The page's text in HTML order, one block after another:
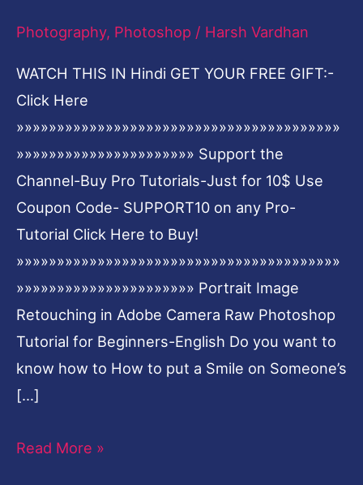
Photography, Photoshop / Harsh Vardhan
WATCH THIS IN Hindi GET YOUR FREE GIFT:-
Click Here
»»»»»»»»»»»»»»»»»»»»»»»»»»»»»»»»»»»»»»»»
»»»»»»»»»»»»»»»»»»»»»» Support the
Channel-Buy Pro Tutorials-Just for 10$ Use
Coupon Code- SUPPORT10 on any Pro-
Tutorial Click Here to Buy!
»»»»»»»»»»»»»»»»»»»»»»»»»»»»»»»»»»»»»»»»
»»»»»»»»»»»»»»»»»»»»»» Portrait Image
Retouching in Adobe Camera Raw Photoshop
Tutorial for Beginners-English Do you want to
know how to How to put a Smile on Someone’s
[…]
Adobe
2017-
Beginners
Photoshop
Tutorial-
English
Read More »